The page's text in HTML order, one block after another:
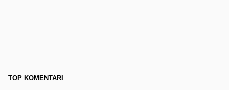
TOP KOMENTARI